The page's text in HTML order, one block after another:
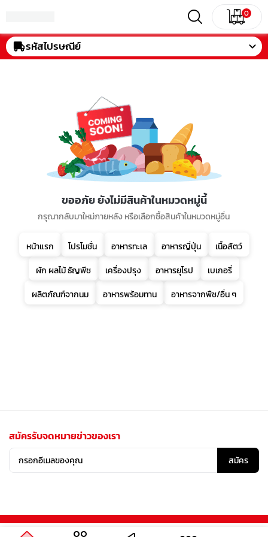
0
รหัสไปรษณีย์
ขออภัย ยังไม่มีสินค้าในหมวดหมู่นี้
กรุณากลับมาใหม่ภายหลัง หรือเลือกซื้อสินค้าในหมวดหมู่อื่น
หน้าแรก โปรโมชั่น อาหารทะเล อาหารญี่ปุ่น
เนื้อสัตว์
ผัก ผลไม้ ธัญพืช
เครื่องปรุง อาหารยุโรป
เบเกอรี่
ผลิตภัณฑ์จากนม
อาหารพร้อมทาน อาหารจากพืช/อื่น ๆ
สมัครรับจดหมายข่าวของเรา
สมัคร